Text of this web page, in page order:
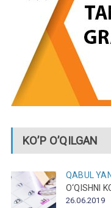
KO’P O’QILGAN
QABUL
O‘QISHNI
26.06.2019